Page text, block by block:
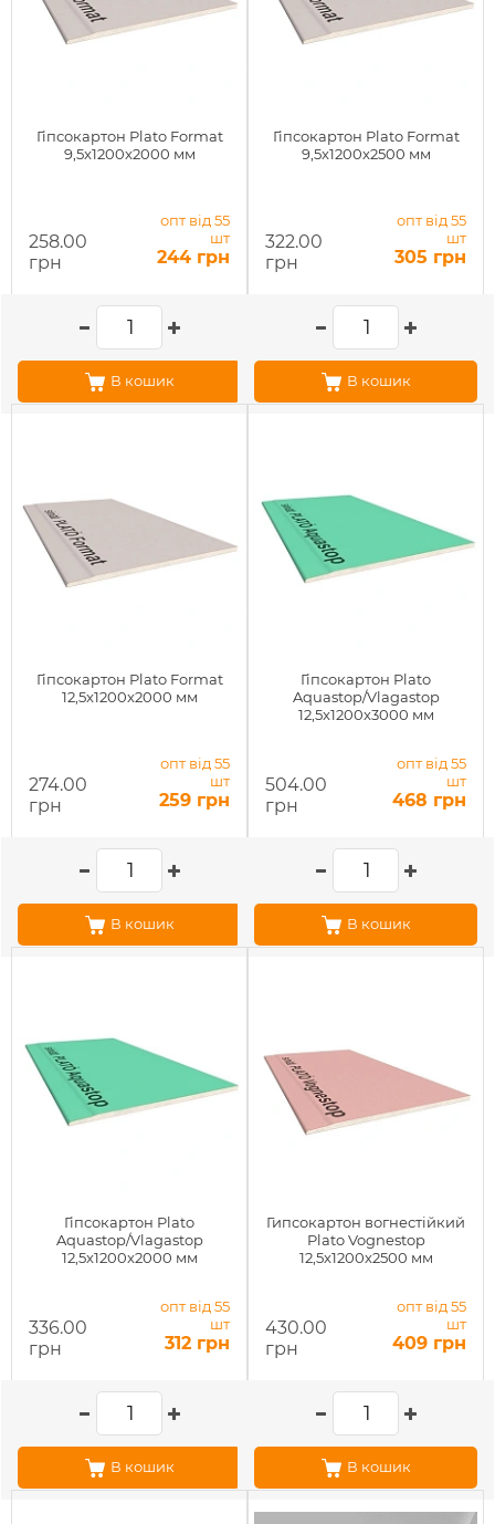
Гіпсокартон Plato Format
9,5x1200x2000 мм
258.00
грн
опт від 55
шт
244 грн
В кошик
Гіпсокартон Plato Format
9,5x1200x2500 мм
322.00
грн
опт від 55
шт
305 грн
В кошик
Гіпсокартон Plato Format
12,5x1200x2000 мм
274.00
грн
опт від 55
шт
259 грн
В кошик
Гіпсокартон Plato
Aquastop/Vlagastop
12,5x1200x3000 мм
504.00
грн
опт від 55
шт
468 грн
В кошик
Гіпсокартон Plato
Aquastop/Vlagastop
12,5x1200x2000 мм
336.00
грн
опт від 55
шт
312 грн
В кошик
Гипсокартон вогнестійкий
Plato Vognestop
12,5x1200x2500 мм
430.00
грн
опт від 55
шт
409 грн
В кошик